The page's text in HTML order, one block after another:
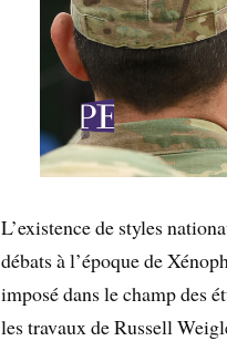
L’existence de styles
débats à l’époque de
imposé dans le champ des
les travaux de Russell